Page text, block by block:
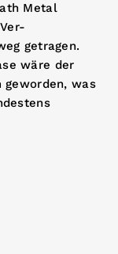
Metal
getragen.
wäre der
geworden, was